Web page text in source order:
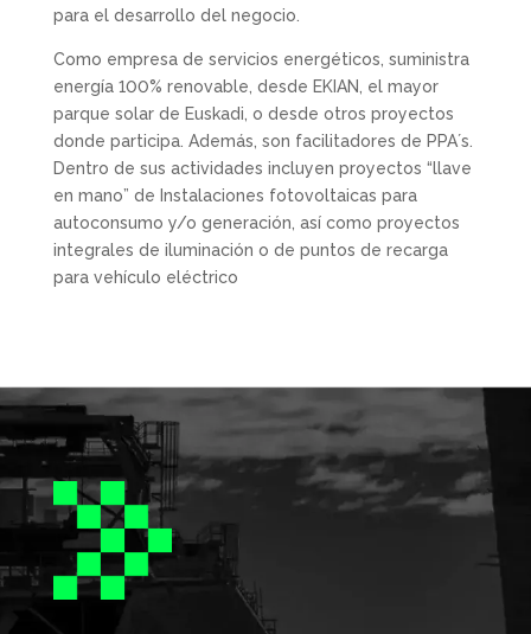
para el desarrollo del negocio.
Como empresa de servicios energéticos, suministra
energía 100% renovable, desde EKIAN, el mayor
parque solar de Euskadi, o desde otros proyectos
donde participa. Además, son facilitadores de PPA´s.
Dentro de sus actividades incluyen proyectos “llave
en mano” de Instalaciones fotovoltaicas para
autoconsumo y/o generación, así como proyectos
integrales de iluminación o de puntos de recarga
para vehículo eléctrico